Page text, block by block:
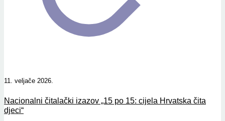
11. veljače 2026.
Nacionalni čitalački izazov „15 po 15: cijela Hrvatska čita
djeci“